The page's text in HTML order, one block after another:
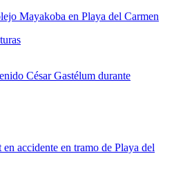
Mayakoba en Playa del Carmen
César Gastélum durante
accidente en tramo de Playa del